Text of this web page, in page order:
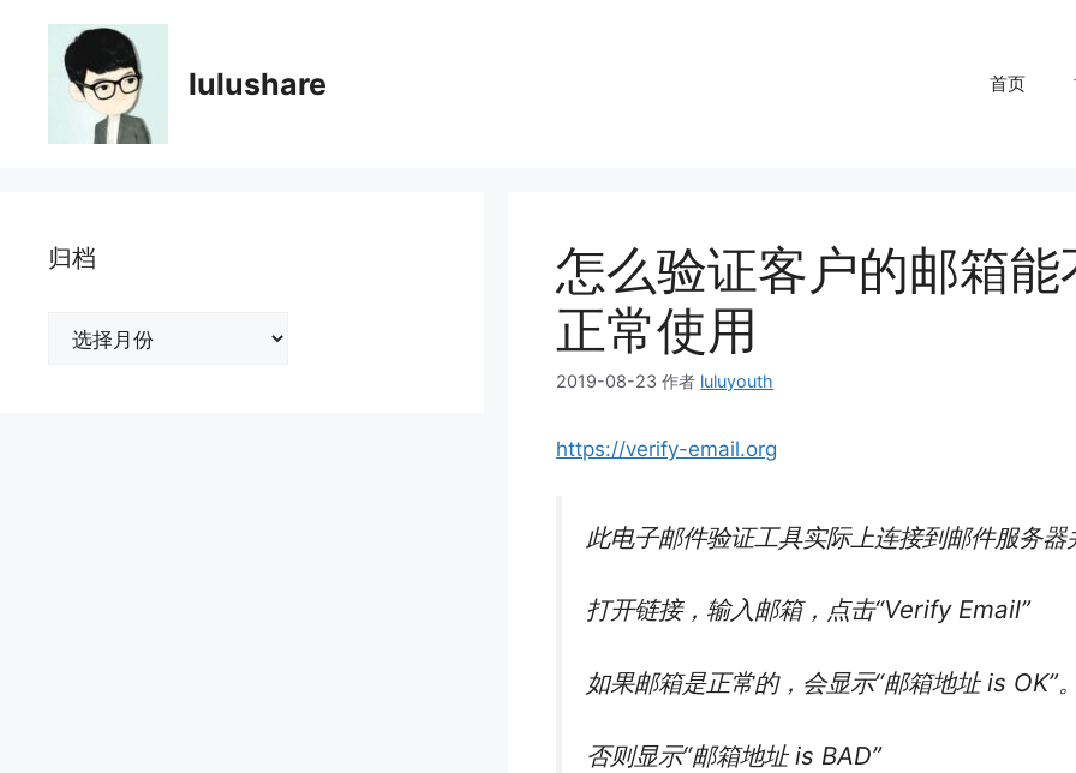
lulushare 首页
怎么验证客户的邮箱
正常使用
2019-08-23 作者 luluyouth
https://verify-email.org
此电子邮件验证工具实际上连接到邮件服务
打开链接，输入邮箱，点击“Verify Email”
如果邮箱是正常的，会显示“邮箱地址 is OK”
否则显示“邮箱地址 is BAD”
归档